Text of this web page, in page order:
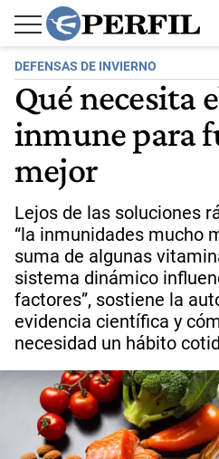
DEFENSAS DE INVIERNO
Qué necesita
inmune para
mejor
Lejos de las soluciones
“la inmunidades mucho
suma de algunas
sistema dinámico
factores”, sostiene la
evidencia científica y
necesidad un hábito